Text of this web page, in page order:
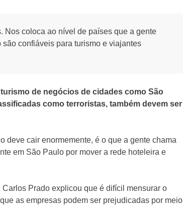
Nos coloca ao nível de países que a gente
confiáveis para turismo e viajantes
de negócios de cidades como São
como terroristas, também devem ser
deve cair enormemente, é o que a gente chama
em São Paulo por mover a rede hoteleira e
Prado explicou que é difícil mensurar o
as empresas podem ser prejudicadas por meio